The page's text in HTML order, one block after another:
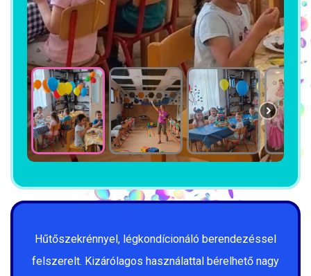
Hűtőszekrénnyel, légkondícionáló berendezéssel
felszerelt. Kizárólagos használattal bérelhető nagy